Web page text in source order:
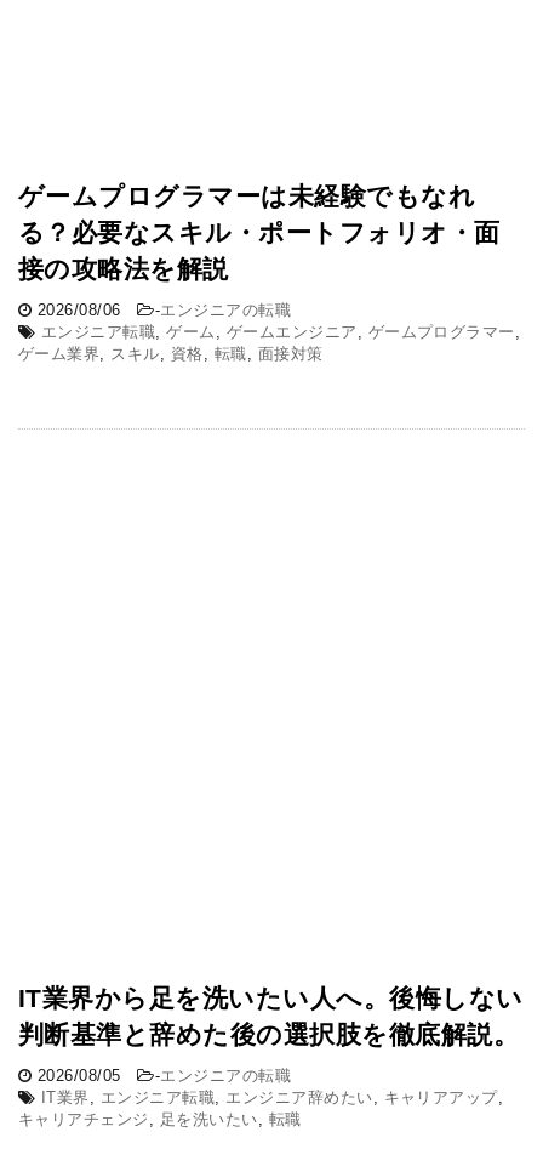
ゲームプログラマーは未経験でもなれ
る？必要なスキル・ポートフォリオ・面
接の攻略法を解説
2026/08/06 -エンジニアの転職
エンジニア転職 ,ゲーム ゲームエンジニア ゲームプログラマー
ゲーム業界
スキル 資格 転職 面接対策
IT業界から足を洗いたい人へ。後悔しない
判断基準と辞めた後の選択肢を徹底解説。
2026/08/05 -エンジニアの転職
IT業界
エンジニア転職 エンジニア辞めたい キャリアアップ,
キャリアチェンジ
足を洗いたい 転職